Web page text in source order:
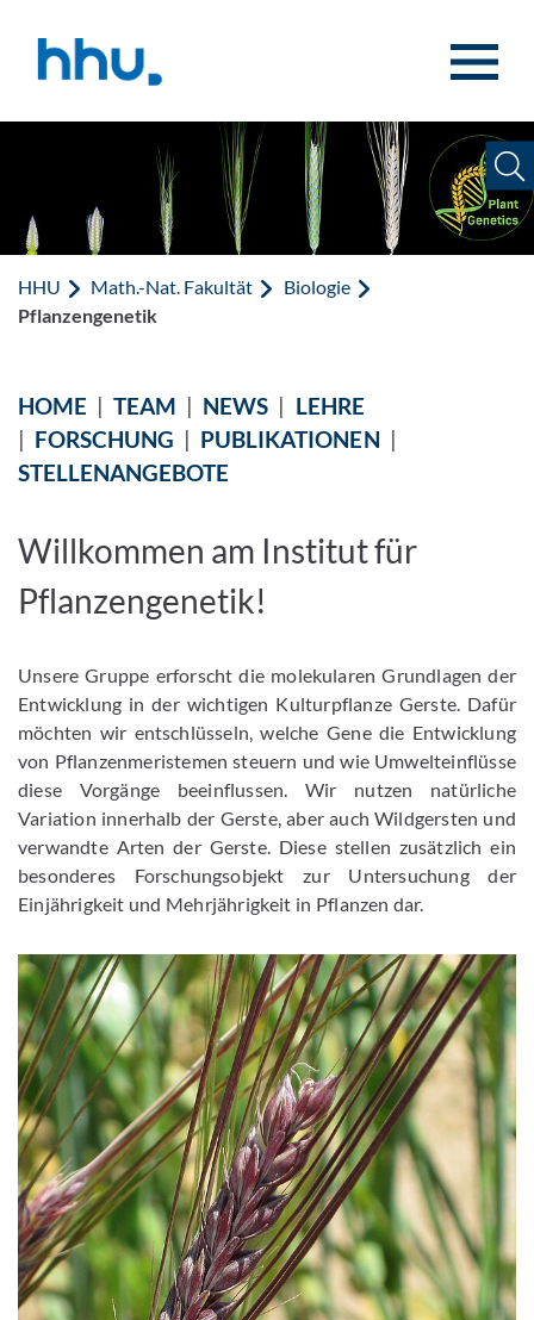
HHU Math.-Nat. Fakultät
Biologie
Pflanzengenetik
HOME |TEAM | NEWS | LEHRE
| FORSCHUNG | PUBLIKATIONEN |
STELLENANGEBOTE
Willkommen am Institut für
Pflanzengenetik!
Unsere Gruppe erforscht die molekularen Grundlagen der
Entwicklung in der wichtigen Kulturpflanze Gerste. Dafür
möchten wir entschlüsseln, welche Gene die Entwicklung
von Pflanzenmeristemen steuern und wie Umwelteinflüsse
diese Vorgänge beeinflussen. Wir nutzen natürliche
Variation innerhalb der Gerste, aber auch Wildgersten und
verwandte Arten der Gerste. Diese stellen zusätzlich ein
besonderes Forschungsobjekt zur Untersuchung der
Einjährigkeit und Mehrjährigkeit in Pflanzen dar.